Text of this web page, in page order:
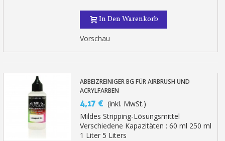
In Den Warenkorb
Vorschau
ABBEIZREINIGER BG FÜR AIRBRUSH UND
ACRYLFARBEN
4,17 € (inkl. MwSt.)
Mildes Stripping-Lösungsmittel
Verschiedene Kapazitäten : 60 ml 250 ml
1 Liter 5 Liters